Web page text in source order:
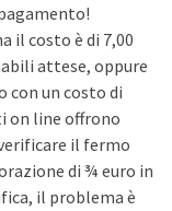
il costo è di 7,00
attese, oppure
con un costo di
on line offrono
il fermo
di ¾ euro in
il problema è